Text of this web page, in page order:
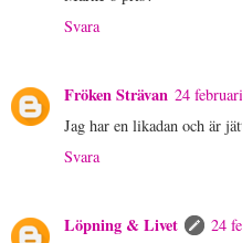
Svara
Fröken Strävan 24
Jag har en likadan och är
Svara
Löpning & Livet
24